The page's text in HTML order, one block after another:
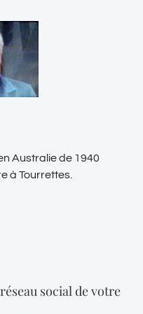
Australie de 1940
à Tourrettes.
social de votre